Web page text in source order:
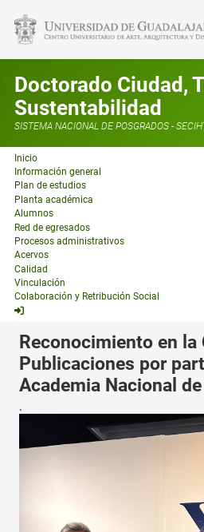
Doctorado Ciudad,
Sustentabilidad
SISTEMA NACIONAL DE POSGRADOS -
Inicio
Información general
Plan de estudios
Planta académica
Alumnos
Red de egresados
Procesos administrativos
Acervos
Calidad
Vinculación
Colaboración y Retribución Social
Reconocimiento en la
Publicaciones por
Academia Nacional
.